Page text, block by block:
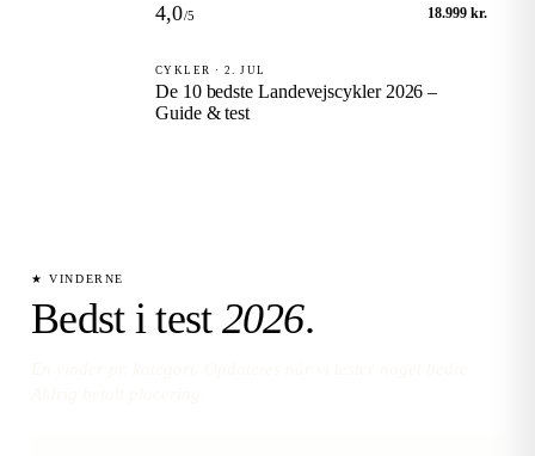
4,0/5 18.999 kr.
CYKLER · 2. JUL
De 10 bedste Landevejscykler 2026 –
Guide & test
★ VINDERNE
Bedst i test 2026.